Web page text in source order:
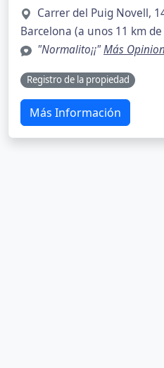
Carrer del Puig Novell,
Barcelona (a unos 11 km
"Normalito¡¡"Más
Registro de la propiedad
Más Información